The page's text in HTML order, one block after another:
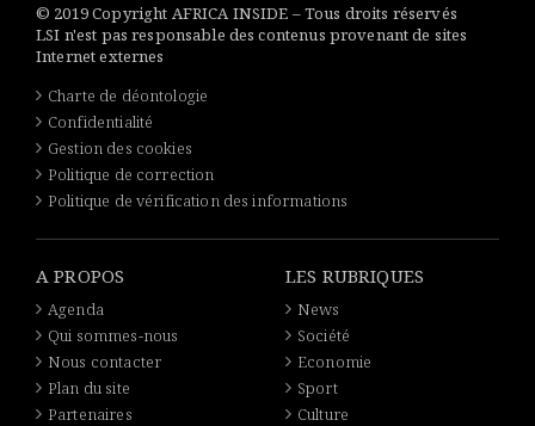
© 2019 Copyright AFRICA INSIDE – Tous droits réservés
LSI n'est pas responsable des contenus provenant de sites
Internet externes
Charte de déontologie
Confidentialité
Gestion des cookies
Politique de correction
Politique de vérification des informations
A PROPOS
Agenda
Qui sommes-nous
Nous contacter
Plan du site
Partenaires
LES RUBRIQUES
News
Société
Economie
Sport
Culture